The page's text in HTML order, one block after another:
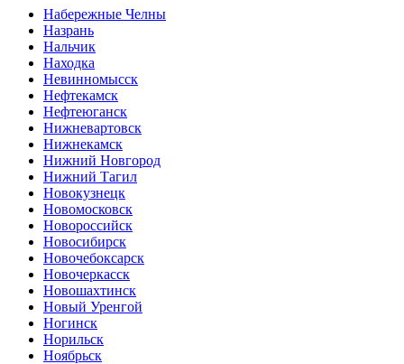
Набережные Челны
Назрань
Нальчик
Находка
Невинномысск
Нефтекамск
Нефтеюганск
Нижневартовск
Нижнекамск
Нижний Новгород
Нижний Тагил
Новокузнецк
Новомосковск
Новороссийск
Новосибирск
Новочебоксарск
Новочеркасск
Новошахтинск
Новый Уренгой
Ногинск
Норильск
Ноябрьск